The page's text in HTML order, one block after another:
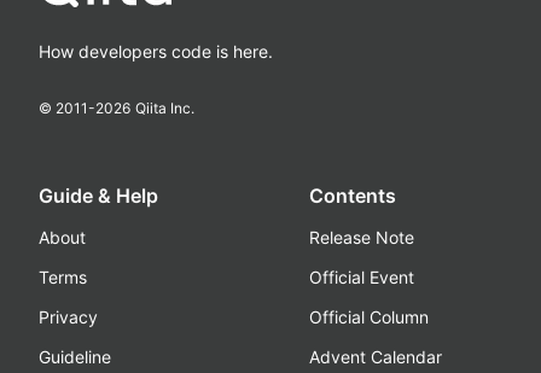
How developers code is here.
© 2011-2026 Qiita Inc.
Guide & Help
About
Terms
Privacy
Guideline
Contents
Release Note
Official Event
Official Column
Advent Calendar